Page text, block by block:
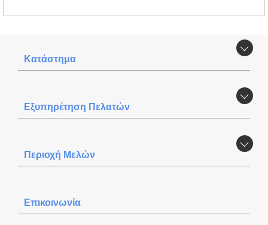
Κατάστημα
Εξυπηρέτηση Πελατών
Περιοχή Mελών
Επικοινωνία